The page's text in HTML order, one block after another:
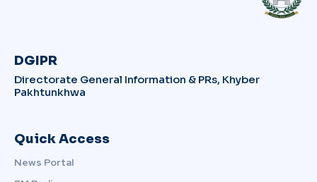
DGIPR
Directorate General Information & PRs, Khyber
Pakhtunkhwa
Quick Access
News Portal